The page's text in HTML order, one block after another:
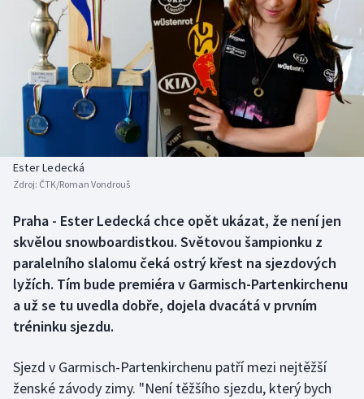
DALŠÍ SPORTY
Americký fotbal
Baseball a softbal
Biatlon
Boby a skeleton
Box
Curling
Florbal
NEPŘEHLÉDNĚTE
Soutěže
Aplikace ČT sport
AZ kvíz
Ester Ledecká
Zdroj: ČTK/Roman Vondrouš
Praha - Ester Ledecká chce opět ukázat, že není jen
skvělou snowboardistkou. Světovou šampionku z
paralelního slalomu čeká ostrý křest na sjezdových
lyžích. Tím bude premiéra v Garmisch-Partenkirchenu
a už se tu uvedla dobře, dojela dvacátá v prvním
tréninku sjezdu.
Sjezd v Garmisch-Partenkirchenu patří mezi nejtěžší
ženské závody zimy. "Není těžšího sjezdu, který bych